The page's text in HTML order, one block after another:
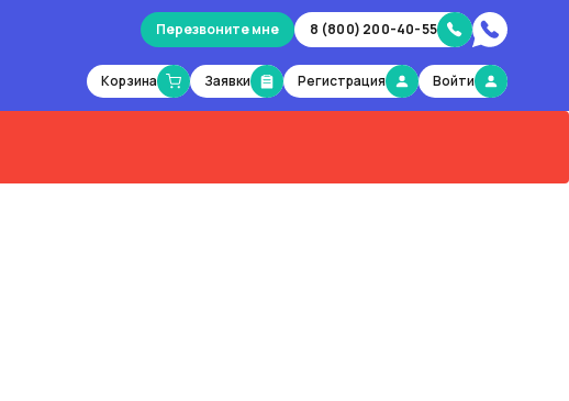
Перезвоните мне 8 (800) 200-40-55
Корзина Заявки Регистрация Войти